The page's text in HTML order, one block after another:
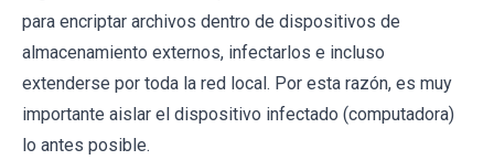
para encriptar archivos dentro de dispositivos de
almacenamiento externos, infectarlos e incluso
extenderse por toda la red local. Por esta razón, es muy
importante aislar el dispositivo infectado (computadora)
lo antes posible.